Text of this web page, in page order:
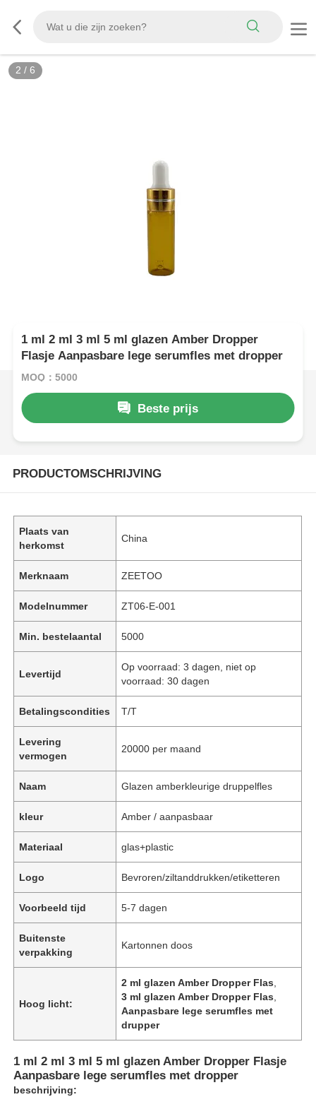
2 / 6
1 ml 2 ml 3 ml 5 ml glazen Amber Dropper
Flasje Aanpasbare lege serumfles met dropper
MOQ：5000
Beste prijs
PRODUCTOMSCHRIJVING
Plaats van
herkomst
China
Merknaam ZEETOO
Modelnummer ZT06-E-001
Min. bestelaantal 5000
Levertijd
Op voorraad: 3 dagen, niet op
voorraad: 30 dagen
Betalingscondities T/T
Levering
vermogen
20000 per maand
Naam Glazen amberkleurige druppelfles
kleur Amber / aanpasbaar
Materiaal glas+plastic
Logo Bevroren/ziltanddrukken/etiketteren
Voorbeeld tijd 5-7 dagen
Buitenste
verpakking
Kartonnen doos
Hoog licht:
2 ml glazen Amber Dropper Flas
3 ml glazen Amber Dropper Flas
Aanpasbare lege serumfles met
drupper
1 ml 2 ml 3 ml 5 ml glazen Amber Dropper Flasje
Aanpasbare lege serumfles met dropper
beschrijving: